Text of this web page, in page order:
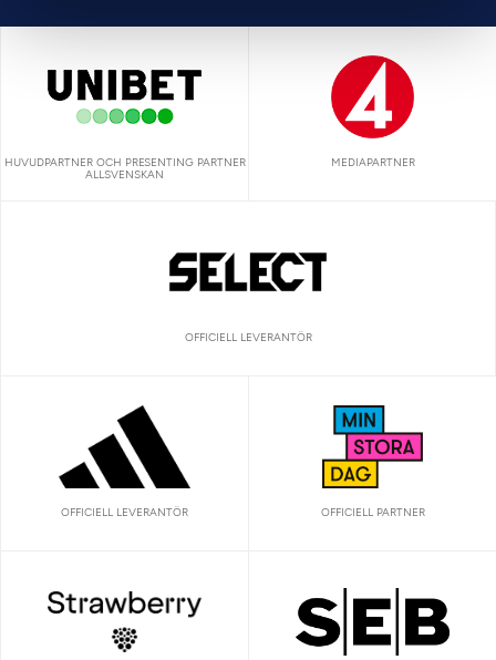
HUVUDPARTNER OCH PRESENTING PARTNER
ALLSVENSKAN
MEDIAPARTNER
OFFICIELL LEVERANTÖR
OFFICIELL LEVERANTÖR OFFICIELL PARTNER